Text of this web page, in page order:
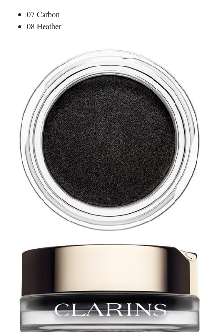
07 Carbon
08 Heather